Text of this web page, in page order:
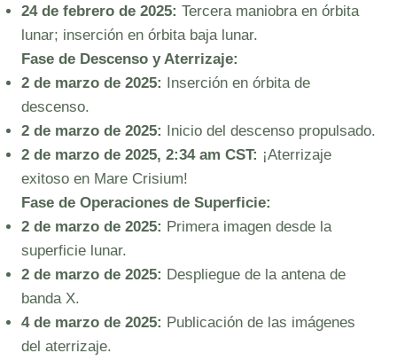
24 de febrero de 2025: Tercera maniobra en órbita
lunar; inserción en órbita baja lunar.
Fase de Descenso y Aterrizaje:
2 de marzo de 2025:
Inserción en órbita de
descenso.
2 de marzo de 2025:
Inicio del descenso propulsado.
2 de marzo de 2025, 2:34 am CST: ¡Aterrizaje
exitoso en Mare Crisium!
Fase de Operaciones de Superficie:
2 de marzo de 2025: Primera imagen desde la
superficie lunar.
2 de marzo de 2025: Despliegue de la antena de
banda X.
4 de marzo de 2025: Publicación de las imágenes
del aterrizaje.